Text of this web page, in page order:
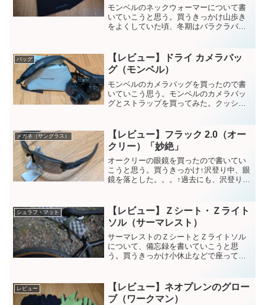
モンベルのネックウォーマーについて書
いていこうと思う。買うきっかけ山歩き
をよくしていた頃、冬期はバラクラバ被
た。しかし暑くなった時、ネックウォー
マーを外そうとしてもヘル...
バッグ
【レビュー】ドライ カメラバッ
グ（モンベル）
モンベルのカメラバッグを買ったので書
いていこう思う。モンベルのカメラバッ
グとストラップを買ってみた。クッショ
ていた。。暑さには弱いみたい。防水性
能は、まあまあでした。...
メガネ（サングラス）
【レビュー】フラック 2.0（オー
クリー）「妙絶」
オークリーの眼鏡を買ったので書いてい
こうと思う。買うきっかけ↑沢登り中、眼
鏡を落とした。。。↑過去にも、沢登り中
んなかんだで、購入に至る・・落とした
眼鏡フラック2.0（...
シュラフ・マット
【レビュー】Ｚシート・Ｚライト
ソル（サーマレスト）
サーマレストのＺシートとＺライトソル
について、備忘録を書いていこうと思
う。買うきっかけ小休止などで座ってい
土や石やベンチなどで座る・・・お尻痛
くなってくる買ってみて7年...
レビュー
【レビュー】ネオプレンのグロー
ブ（ワークマン）